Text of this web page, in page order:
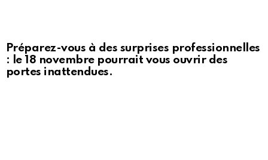
Préparez-vous à des surprises professionnelles
: le 18 novembre pourrait vous ouvrir des
portes inattendues.